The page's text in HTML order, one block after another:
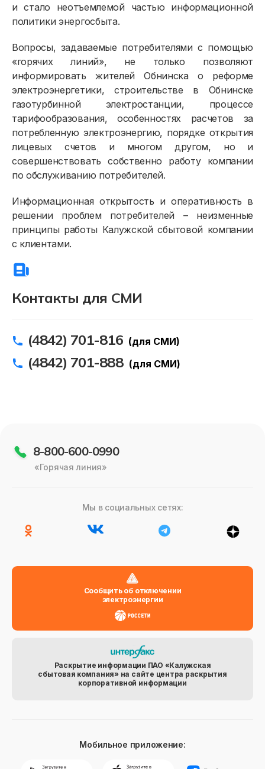
Контакты для СМИ
(4842) 701-816 (для СМИ)
(4842) 701-888 (для СМИ)
и стало неотъемлемой частью информационной
политики энергосбыта.
Вопросы, задаваемые потребителями с помощью
«горячих линий», не только позволяют
информировать жителей Обнинска о реформе
электроэнергетики, строительстве в Обнинске
газотурбинной электростанции, процессе
тарифообразования, особенностях расчетов за
потребленную электроэнергию, порядке открытия
лицевых счетов и многом другом, но и
совершенствовать собственно работу компании
по обслуживанию потребителей.
Информационная открытость и оперативность в
решении проблем потребителей – неизменные
принципы работы Калужской сбытовой компании
с клиентами.
8-800-600-0990
«Горячая линия»
Мы в социальных сетях:
Сообщить об отключении
электроэнергии
Раскрытие информации ПАО «Калужская
сбытовая компания» на сайте центра раскрытия
корпоративной информации
Мобильное приложение:
Физическим лицам
Договор энергоснабжения
Расчёты и оплата
Приборы учёта и показания
Должникам
Онлайн-сервисы